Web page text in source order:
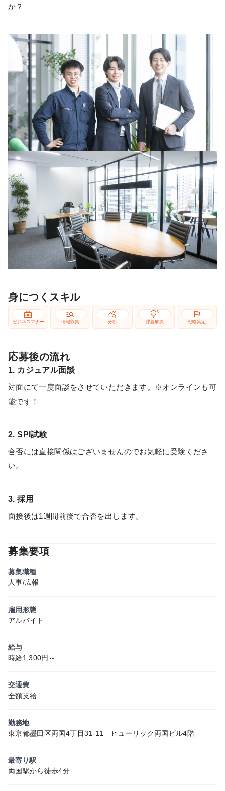
か？
身につくスキル
business_center
ビジネスマナー
manage_search
情報収集
query_stats
分析
tips_and_updates
課題解決
flag
戦略策定
応募後の流れ
1. カジュアル面談
対面にて一度面談をさせていただきます。※オンラインも可
能です！
2. SPI試験
合否には直接関係はございませんのでお気軽に受験くださ
い。
3. 採用
面接後は1週間前後で合否を出します。
募集要項
募集職種
人事/広報
雇用形態
アルバイト
給与
時給1,300円～
交通費
全額支給
勤務地
東京都墨田区両国4丁目31-11 ヒューリック両国ビル4階
最寄り駅
両国駅から徒歩4分